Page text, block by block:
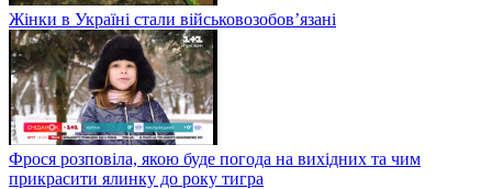
Жінки в Україні стали військовозобов’язані
Фрося розповіла, якою буде погода на вихідних та чим
прикрасити ялинку до року тигра